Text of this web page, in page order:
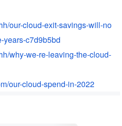
our-cloud-exit-savings-will-no
years-c7d9b5bd
why-we-re-leaving-the-cloud-
our-cloud-spend-in-2022